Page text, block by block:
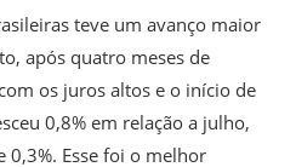
teve um avanço maior
após quatro meses de
os juros altos e o início de
0,8% em relação a julho,
0,3%. Esse foi o melhor